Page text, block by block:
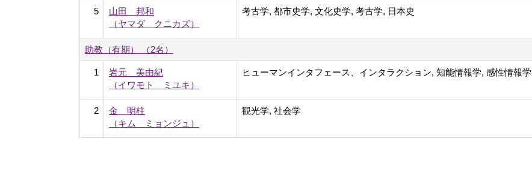
5
山田 邦和
（ヤマダ クニカズ）
考古学, 都市史学, 文化史学, 考古学, 日本史
助教（有期） （2名）
1
岩元 美由紀
（イワモト ミユキ）
ヒューマンインタフェース、インタラクション, 知能情報学, 感性情報学
2
金 明柱
（キム ミョンジュ）
観光学, 社会学